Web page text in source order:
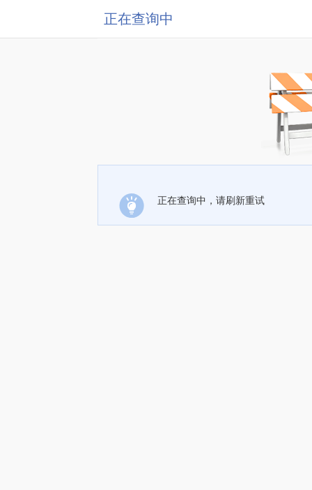
正在查询中
正在查询中，请刷新重试